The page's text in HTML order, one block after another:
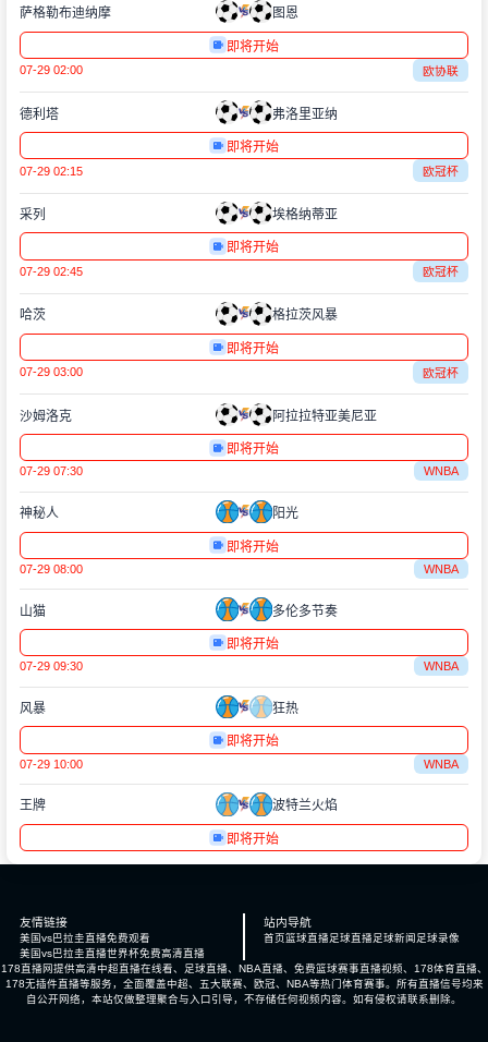
萨格勒布迪纳摩 图恩
即将开始
07-29 02:00 欧协联
德利塔 弗洛里亚纳
即将开始
07-29 02:15 欧冠杯
采列 埃格纳蒂亚
即将开始
07-29 02:45 欧冠杯
哈茨 格拉茨风暴
即将开始
07-29 03:00 欧冠杯
沙姆洛克 阿拉拉特亚美尼亚
即将开始
07-29 07:30 WNBA
神秘人 阳光
即将开始
07-29 08:00 WNBA
山猫 多伦多节奏
即将开始
07-29 09:30 WNBA
风暴 狂热
即将开始
07-29 10:00 WNBA
王牌 波特兰火焰
即将开始
友情链接
美国vs巴拉圭直播免费观看
美国vs巴拉圭直播世界杯免费高清直播
站内导航
首页篮球直播足球直播足球新闻足球录像
178直播网提供高清中超直播在线看、足球直播、NBA直播、免费篮球赛事直播视频、178体育直播、
178无插件直播等服务，全面覆盖中超、五大联赛、欧冠、NBA等热门体育赛事。所有直播信号均来
自公开网络，本站仅做整理聚合与入口引导，不存储任何视频内容。如有侵权请联系删除。